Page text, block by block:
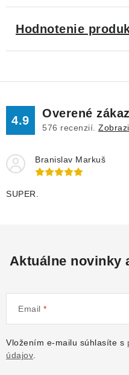
Hodnotenie
4.9
Overené
576 recenzií.
Branislav Markuš
SUPER.
Aktuálne novinky
Email
Vložením e-mailu súhlasíte s
údajov